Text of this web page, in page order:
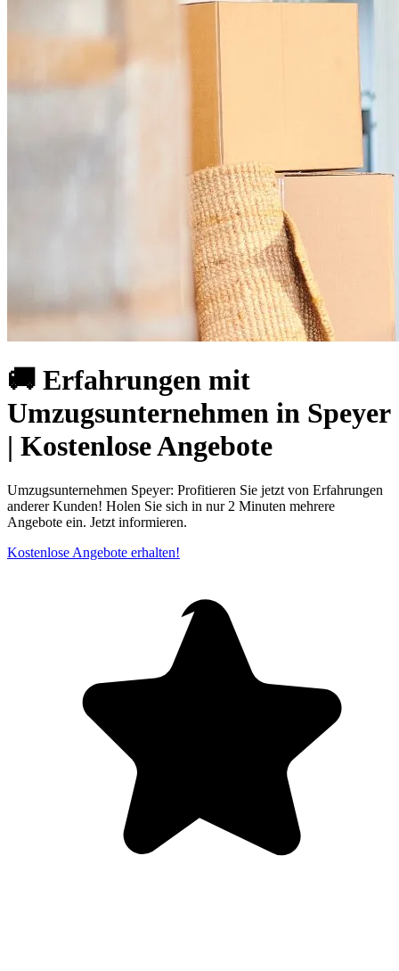
🚚 Erfahrungen mit
Umzugsunternehmen in Speyer
| Kostenlose Angebote
Umzugsunternehmen Speyer: Profitieren Sie jetzt von Erfahrungen
anderer Kunden! Holen Sie sich in nur 2 Minuten mehrere
Angebote ein. Jetzt informieren.
Kostenlose Angebote erhalten!